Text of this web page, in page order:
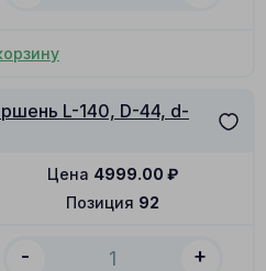
L-140, D-44, d-
Позиция 92
Цена 4999.00 ₽
- +